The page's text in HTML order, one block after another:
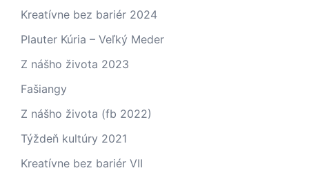
Kreatívne bez bariér 2024
Plauter Kúria – Veľký Meder
Z nášho života 2023
Fašiangy
Z nášho života (fb 2022)
Týždeň kultúry 2021
Kreatívne bez bariér VII